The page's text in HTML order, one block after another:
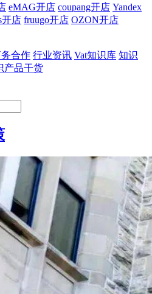
eMAG开店 coupang开店 Yandex
开店 fruugo开店 OZON开店
合作 行业资讯 Vat知识库 知识
产品干货